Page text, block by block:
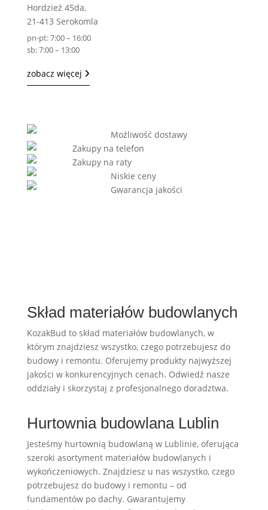
Hordzież 45da,
21-413 Serokomla
pn-pt: 7:00 – 16:00
sb: 7:00 – 13:00
zobacz więcej
Możliwość dostawy
Zakupy na telefon
Zakupy na raty
Niskie ceny
Gwarancja jakości
Skład materiałów budowlanych
KozakBud to skład materiałów budowlanych, w
którym znajdziesz wszystko, czego potrzebujesz do
budowy i remontu. Oferujemy produkty najwyższej
jakości w konkurencyjnych cenach. Odwiedź nasze
oddziały i skorzystaj z profesjonalnego doradztwa.
Hurtownia budowlana Lublin
Jesteśmy hurtownią budowlaną w Lublinie, oferująca
szeroki asortyment materiałów budowlanych i
wykończeniowych. Znajdziesz u nas wszystko, czego
potrzebujesz do budowy i remontu – od
fundamentów po dachy. Gwarantujemy